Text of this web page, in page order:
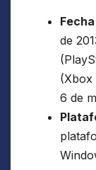
de
(Xbox
6 de